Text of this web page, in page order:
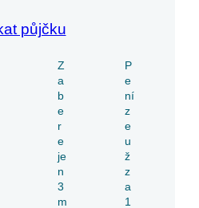
půjčku
Z
a
b
e
r
e
je
n
3
m
P
e
ní
z
e
u
ž
z
a
1